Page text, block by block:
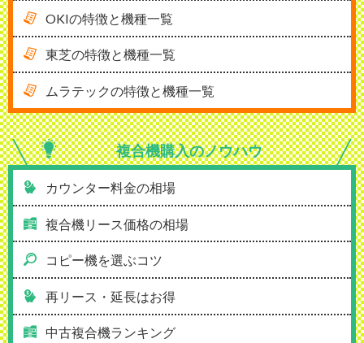
OKIの特徴と機種一覧
東芝の特徴と機種一覧
ムラテックの特徴と機種一覧
複合機購入のノウハウ
カウンター料金の相場
複合機リース価格の相場
コピー機を選ぶコツ
再リース・延長はお得
中古複合機ランキング